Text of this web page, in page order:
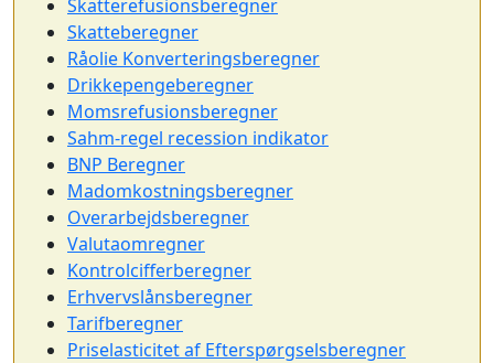
Skatterefusionsberegner
Skatteberegner
Råolie Konverteringsberegner
Drikkepengeberegner
Momsrefusionsberegner
Sahm-regel recession indikator
BNP Beregner
Madomkostningsberegner
Overarbejdsberegner
Valutaomregner
Kontrolcifferberegner
Erhvervslånsberegner
Tarifberegner
Priselasticitet af Efterspørgselsberegner